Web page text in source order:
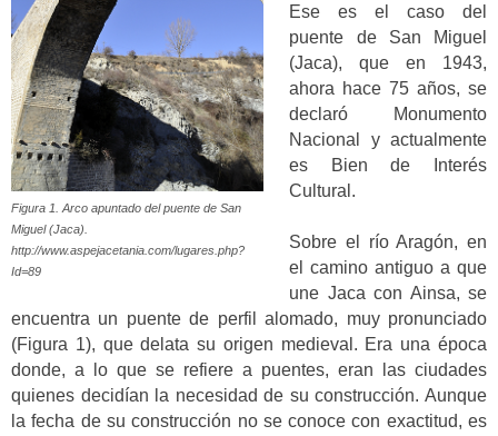
Figura 1. Arco apuntado del puente de San
Miguel (Jaca).
http://www.aspejacetania.com/lugares.php?
Id=89
Ese es el caso del
puente de San Miguel
(Jaca), que en 1943,
ahora hace 75 años, se
declaró Monumento
Nacional y actualmente
es Bien de Interés
Cultural.
Sobre el río Aragón, en
el camino antiguo a que
une Jaca con Ainsa, se
encuentra un puente de perfil alomado, muy pronunciado
(Figura 1), que delata su origen medieval. Era una época
donde, a lo que se refiere a puentes, eran las ciudades
quienes decidían la necesidad de su construcción. Aunque
la fecha de su construcción no se conoce con exactitud, es